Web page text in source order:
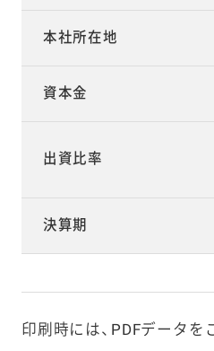
本社所在地
資本金
出資比率
決算期
印刷時には、PDFデータを